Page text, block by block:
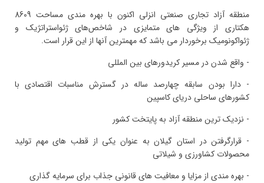
منطقه آزاد تجاری صنعتی انزلی اکنون با بهره مندی مساحت 8609
هکتاری از ویژگی های متمایزی در شاخص‌های ژئواستراتژیک و
ژئواکونومیک برخوردار می باشد که مهمترین آنها از این قرار است.
- واقع شدن در مسیر کریدورهای بین المللی
- دارا بودن سابقه چهارصد ساله در گسترش مناسبات اقتصادی با
کشورهای ساحلی دریای کاسپین
- نزدیک ترین منطقه آزاد به پایتخت کشور
- قرارگرفتن در استان گیلان به عنوان یکی از قطب های مهم تولید
محصولات کشاورزی و شیلاتی
- بهره مندی از مزایا و معافیت های قانونی جذاب برای سرمایه گذاری